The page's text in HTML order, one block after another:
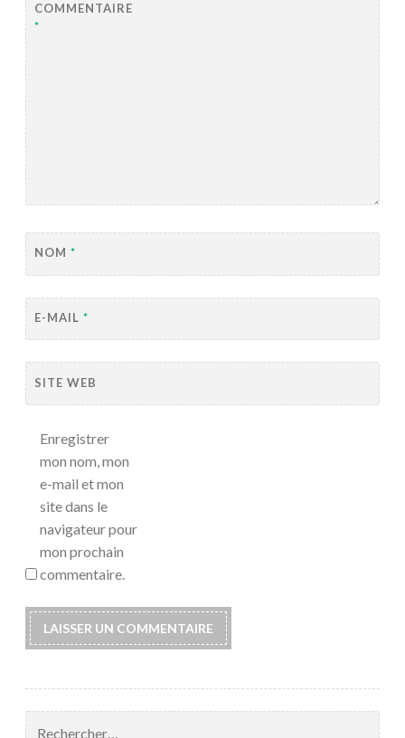
COMMENTAIRE
*
NOM *
E-MAIL *
SITE WEB
Enregistrer
mon nom, mon
e-mail et mon
site dans le
navigateur pour
mon prochain
commentaire.